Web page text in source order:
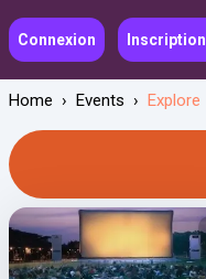
Connexion Inscription
Home › Events › Explore